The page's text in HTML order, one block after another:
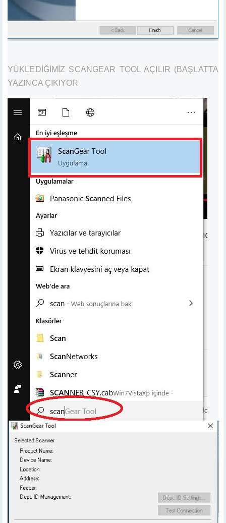
YÜKLEDİĞİMİZ SCANGEAR TOOL AÇILIR (BAŞLATTA
YAZINCA ÇIKIYOR